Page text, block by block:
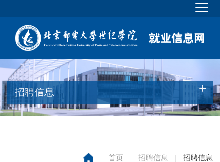
招聘信息
| 首页 | 招聘信息 | 招聘信息